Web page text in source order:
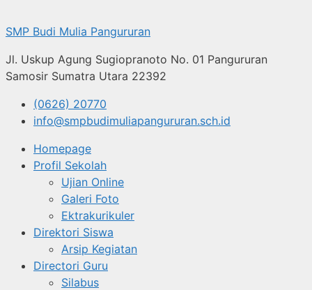
SMP Budi Mulia Pangururan
Jl. Uskup Agung Sugiopranoto No. 01 Pangururan
Samosir Sumatra Utara 22392
(0626) 20770
info@smpbudimuliapangururan.sch.id
Homepage
Profil Sekolah
Ujian Online
Galeri Foto
Ektrakurikuler
Direktori Siswa
Arsip Kegiatan
Directori Guru
Silabus